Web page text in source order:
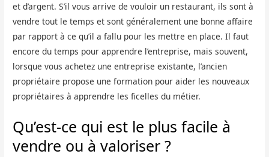
et d’argent. S’il vous arrive de vouloir un restaurant, ils sont à
vendre tout le temps et sont généralement une bonne affaire
par rapport à ce qu’il a fallu pour les mettre en place. Il faut
encore du temps pour apprendre l’entreprise, mais souvent,
lorsque vous achetez une entreprise existante, l’ancien
propriétaire propose une formation pour aider les nouveaux
propriétaires à apprendre les ficelles du métier.
Qu’est-ce qui est le plus facile à
vendre ou à valoriser ?